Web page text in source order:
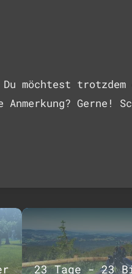
möchtest trotzdem
Gerne!
23 Tage - 23